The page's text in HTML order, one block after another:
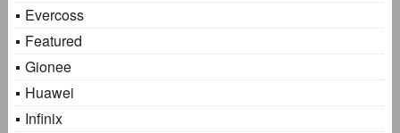
Evercoss
Featured
Gionee
Huawei
Infinix